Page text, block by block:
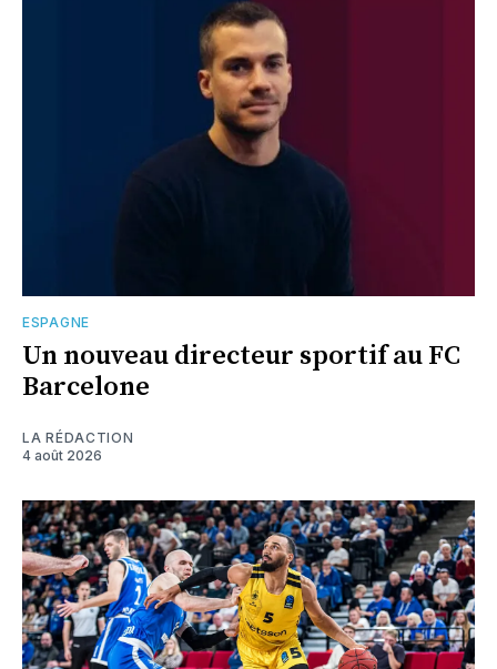
ESPAGNE
Un nouveau directeur sportif au FC
Barcelone
LA RÉDACTION
4 août 2026